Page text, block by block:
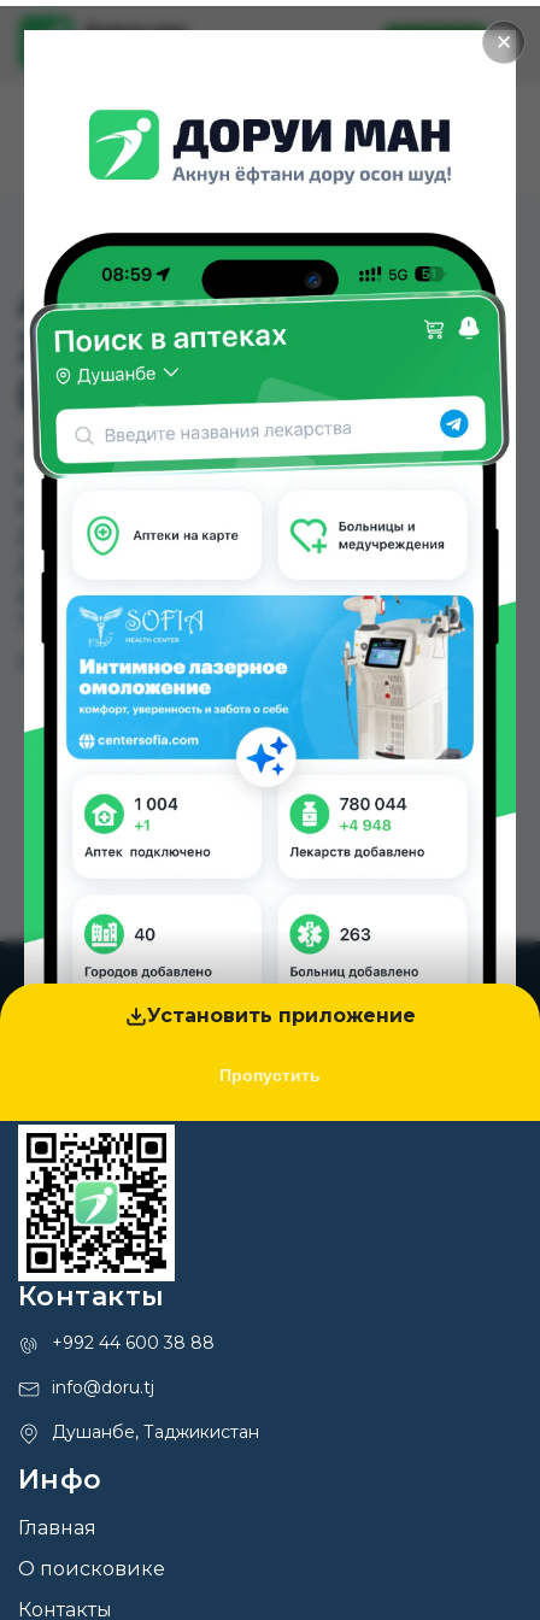
✕
Установить приложение
Пропустить
Доруи ман
Установить
АМОКСИЦИЛЛИН
250МГ/5МЛ СУСП
(СЕРБИЯ)
АМОКСИЦИЛЛИН 250МГ/5МЛ СУСП (СЕРБИЯ)
можно купить или заказать в аптеках, Аслфарм
Дорухона Имтиёз, Дорухона Ромашка,
до 37.00 TJS в Душанбе и других городах
Таджикистана
Цена: от11.00 TJS
Контакты
+992 44 600 38 88
info@doru.tj
Душанбе, Таджикистан
Инфо
Главная
О поисковике
Контакты